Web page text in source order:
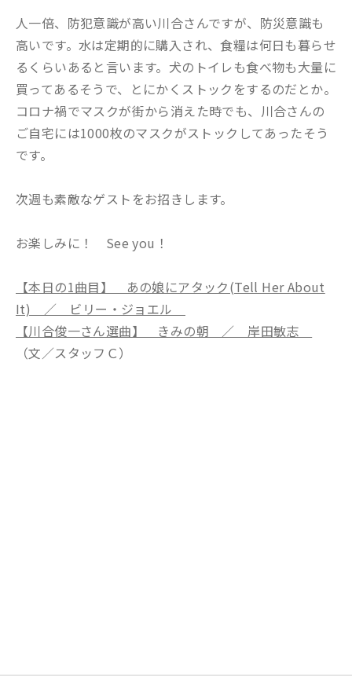
人一倍、防犯意識が高い川合さんですが、防災意識も
高いです。水は定期的に購入され、食糧は何日も暮らせ
るくらいあると言います。犬のトイレも食べ物も大量に
買ってあるそうで、とにかくストックをするのだとか。
コロナ禍でマスクが街から消えた時でも、川合さんの
ご自宅には1000枚のマスクがストックしてあったそう
です。
次週も素敵なゲストをお招きします。
お楽しみに！ See you！
【本日の1曲目】 あの娘にアタック(Tell Her About
It) ／ ビリー・ジョエル
【川合俊一さん選曲】 きみの朝 ／ 岸田敏志
（文／スタッフＣ）